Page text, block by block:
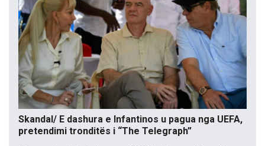
Skandal/ E dashura e Infantinos u pagua nga UEFA,
pretendimi tronditës i “The Telegraph”